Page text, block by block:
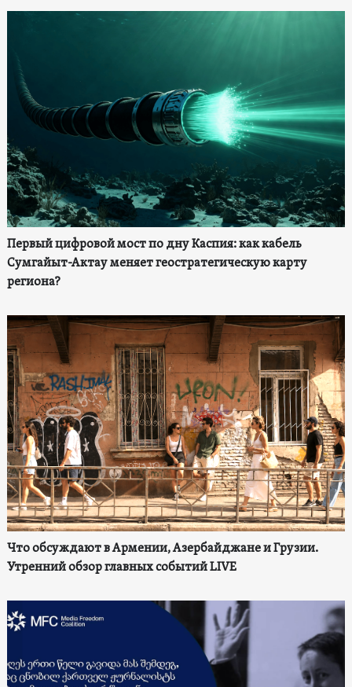
Первый цифровой мост по дну Каспия: как кабель
Сумгайыт-Актау меняет геостратегическую карту
региона?
Что обсуждают в Армении, Азербайджане и Грузии.
Утренний обзор главных событий LIVE